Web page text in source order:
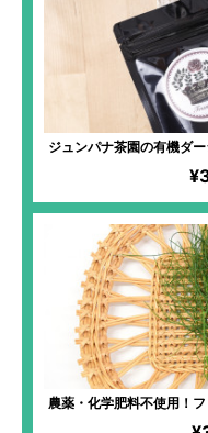
ジュンパナ茶園の有機ダ
農薬・化学肥料不使用！
お肉や魚の臭み消し・香